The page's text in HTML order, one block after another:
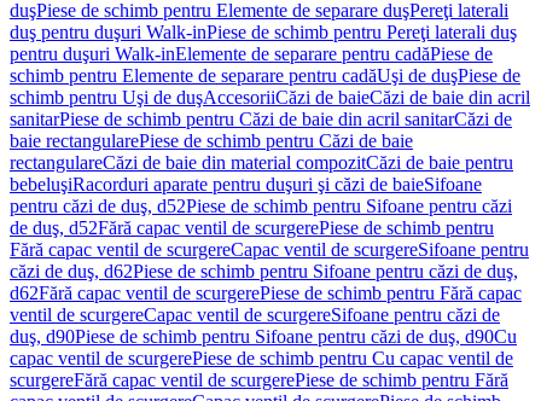
duşPiese de schimb pentru Elemente de separare duşPereţi laterali
duş pentru duşuri Walk-inPiese de schimb pentru Pereţi laterali duş
pentru duşuri Walk-inElemente de separare pentru cadăPiese de
schimb pentru Elemente de separare pentru cadăUşi de duşPiese de
schimb pentru Uşi de duşAccesoriiCăzi de baieCăzi de baie din acril
sanitarPiese de schimb pentru Căzi de baie din acril sanitarCăzi de
baie rectangularePiese de schimb pentru Căzi de baie
rectangulareCăzi de baie din material compozitCăzi de baie pentru
bebeluşiRacorduri aparate pentru duşuri şi căzi de baieSifoane
pentru căzi de duş, d52Piese de schimb pentru Sifoane pentru căzi
de duş, d52Fără capac ventil de scurgerePiese de schimb pentru
Fără capac ventil de scurgereCapac ventil de scurgereSifoane pentru
căzi de duş, d62Piese de schimb pentru Sifoane pentru căzi de duş,
d62Fără capac ventil de scurgerePiese de schimb pentru Fără capac
ventil de scurgereCapac ventil de scurgereSifoane pentru căzi de
duş, d90Piese de schimb pentru Sifoane pentru căzi de duş, d90Cu
capac ventil de scurgerePiese de schimb pentru Cu capac ventil de
scurgereFără capac ventil de scurgerePiese de schimb pentru Fără